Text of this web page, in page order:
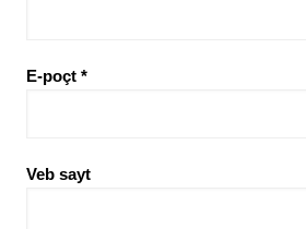
E-poçt *
Veb sayt